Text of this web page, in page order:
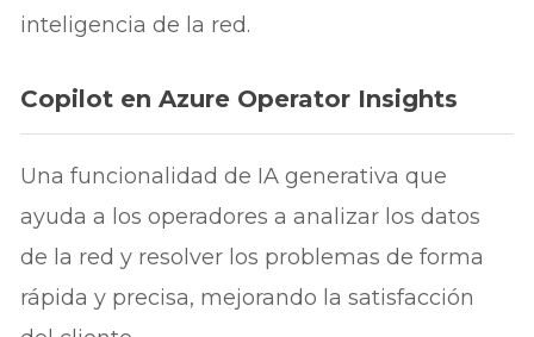
inteligencia de la red.
Copilot en Azure Operator Insights
Una funcionalidad de IA generativa que
ayuda a los operadores a analizar los datos
de la red y resolver los problemas de forma
rápida y precisa, mejorando la satisfacción